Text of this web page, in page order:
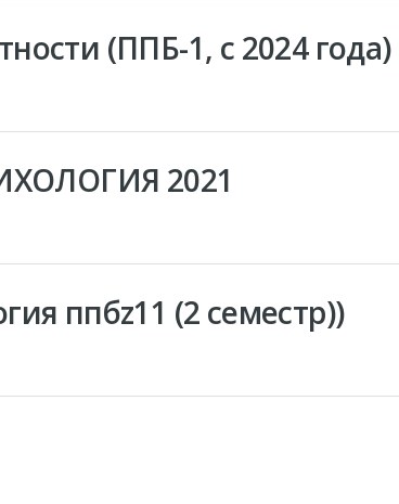
(ППБ-1, с 2024 года)
2021
ппбz11 (2 семестр))